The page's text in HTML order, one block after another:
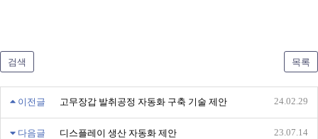
검색 목록
이전글 고무장갑 발취공정 자동화 구축 기술 제안 24.02.29
다음글 디스플레이 생산 자동화 제안 23.07.14